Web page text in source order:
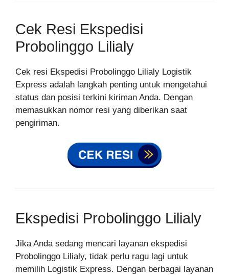
Cek Resi Ekspedisi
Probolinggo Lilialy
Cek resi Ekspedisi Probolinggo Lilialy Logistik
Express adalah langkah penting untuk mengetahui
status dan posisi terkini kiriman Anda. Dengan
memasukkan nomor resi yang diberikan saat
pengiriman.
Ekspedisi Probolinggo Lilialy
Jika Anda sedang mencari layanan ekspedisi
Probolinggo Lilialy, tidak perlu ragu lagi untuk
memilih Logistik Express. Dengan berbagai layanan